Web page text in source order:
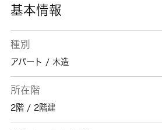
基本情報
種別
アパート / 木造
所在階
2階 / 2階建